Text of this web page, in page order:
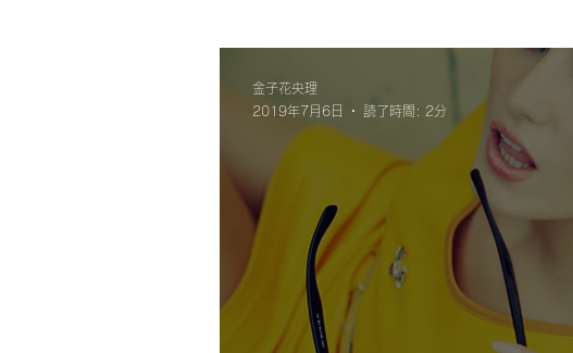
＃いい男
金子花央理
2019年7月6日
読了時間: 2分